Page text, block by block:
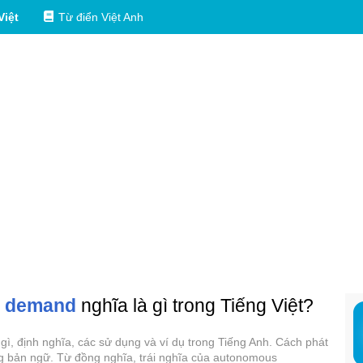
Từ điển Việt Anh
nghĩa là gì trong Tiếng Việt?
định nghĩa, các sử dụng và ví dụ trong Tiếng Anh. Cách phát
bản ngữ. Từ đồng nghĩa, trái nghĩa của autonomous